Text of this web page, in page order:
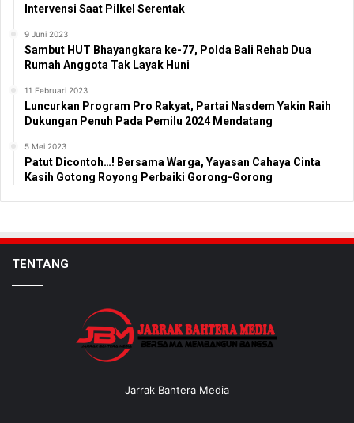
Intervensi Saat Pilkel Serentak
9 Juni 2023
Sambut HUT Bhayangkara ke-77, Polda Bali Rehab Dua
Rumah Anggota Tak Layak Huni
11 Februari 2023
Luncurkan Program Pro Rakyat, Partai Nasdem Yakin Raih
Dukungan Penuh Pada Pemilu 2024 Mendatang
5 Mei 2023
Patut Dicontoh…! Bersama Warga, Yayasan Cahaya Cinta
Kasih Gotong Royong Perbaiki Gorong-Gorong
TENTANG
Jarrak Bahtera Media